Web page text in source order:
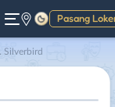
Pasang
Gelap
Silverbird